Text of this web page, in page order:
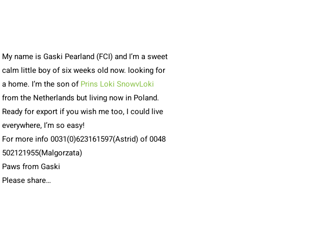
My name is Gaski Pearland (FCI) and I’m a sweet
calm little boy of six weeks old now. looking for
a home. I’m the son ofPrins Loki SnowvLoki
from the Netherlands but living now in Poland.
Ready for export if you wish me too, I could live
everywhere, I’m so easy!
For more info 0031(0)623161597(Astrid) of 0048
502121955(Malgorzata)
Paws from Gaski
Please share…